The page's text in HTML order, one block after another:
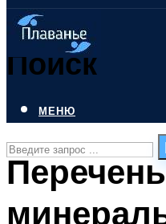
Поиск
СТИЛИ ПЛАВАНЬЯ
ПЛАВАНЬЕ ДЛЯ
МЕНЮ
Перечень